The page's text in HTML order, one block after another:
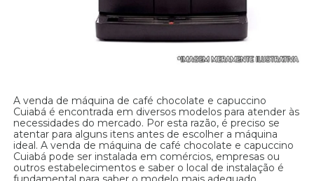
A venda de máquina de café chocolate e capuccino
Cuiabá é encontrada em diversos modelos para atender às
necessidades do mercado. Por esta razão, é preciso se
atentar para alguns itens antes de escolher a máquina
ideal. A venda de máquina de café chocolate e capuccino
Cuiabá pode ser instalada em comércios, empresas ou
outros estabelecimentos e saber o local de instalação é